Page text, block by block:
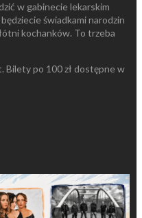
w gabinecie lekarskim
świadkami narodzin
kochanków. To trzeba
Bilety po 100 zł dostępne w